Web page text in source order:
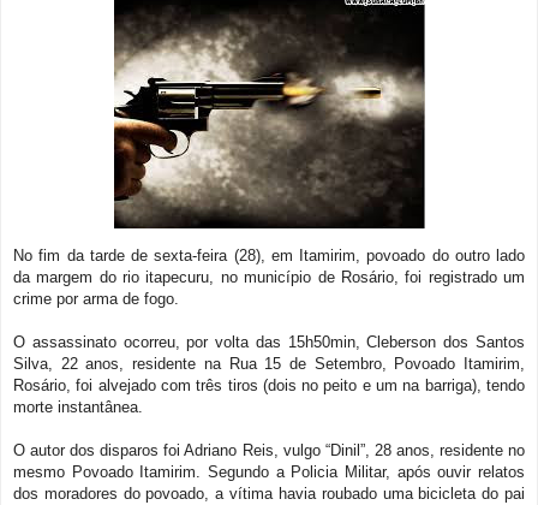
No fim da tarde de sexta-feira (28), em Itamirim, povoado do outro lado
da margem do rio itapecuru, no município de Rosário, foi registrado um
crime por arma de fogo.
O assassinato ocorreu, por volta das 15h50min, Cleberson dos Santos
Silva, 22 anos, residente na Rua 15 de Setembro, Povoado Itamirim,
Rosário, foi alvejado com três tiros (dois no peito e um na barriga), tendo
morte instantânea.
O autor dos disparos foi Adriano Reis, vulgo “Dinil”, 28 anos, residente no
mesmo Povoado Itamirim. Segundo a Policia Militar, após ouvir relatos
dos moradores do povoado, a vítima havia roubado uma bicicleta do pai